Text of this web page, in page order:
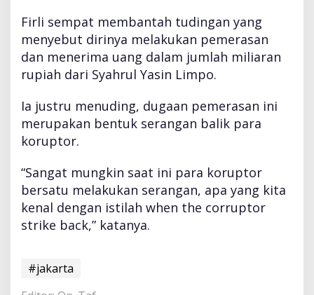
Firli sempat membantah tudingan yang
menyebut dirinya melakukan pemerasan
dan menerima uang dalam jumlah miliaran
rupiah dari Syahrul Yasin Limpo.
Ia justru menuding, dugaan pemerasan ini
merupakan bentuk serangan balik para
koruptor.
“Sangat mungkin saat ini para koruptor
bersatu melakukan serangan, apa yang kita
kenal dengan istilah when the corruptor
strike back,” katanya.
#jakarta